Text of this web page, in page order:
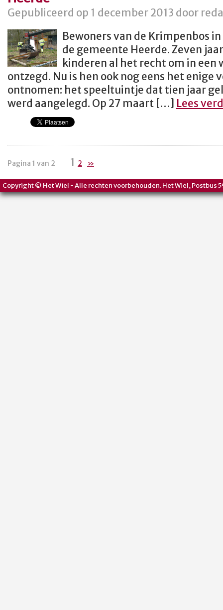
Gepubliceerd op 1 december 2013 door
Bewoners van de Krimpenbos
de gemeente Heerde. Zeven
kinderen al het recht om in een
ontzegd. Nu is hen ook nog eens het enige
ontnomen: het speeltuintje dat tien jaar
werd aangelegd. Op 27 maart […] Lees
Pagina 1 van 2 1 2 »
Copyright © Het Wiel - Alle rechten voorbehouden. Het Wiel, Postbus